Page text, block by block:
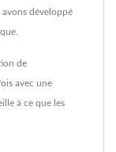
développé
de
avec une
à ce que les